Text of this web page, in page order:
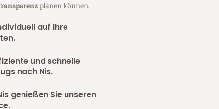
planen können.
auf Ihre
und schnelle
nach Nis.
genießen Sie unseren